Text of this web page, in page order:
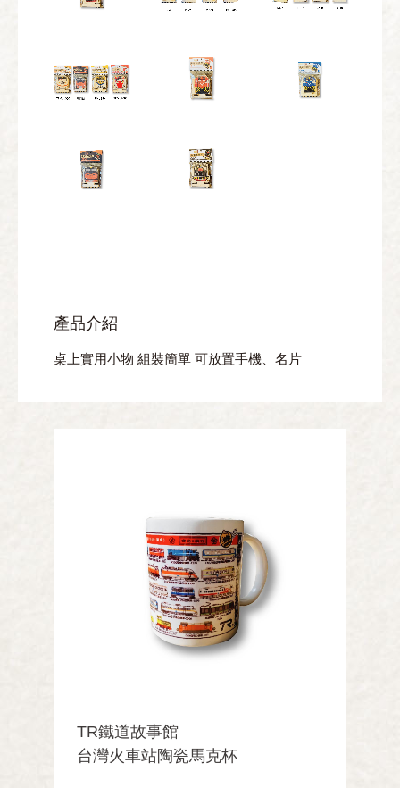
產品介紹
桌上實用小物 組裝簡單 可放置手機、名片
TR鐵道故事館
台灣火車站陶瓷馬克杯